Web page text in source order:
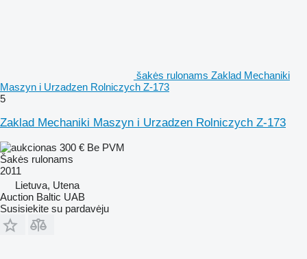
šakės rulonams Zaklad Mechaniki
Maszyn i Urzadzen Rolniczych Z-173
5
Zaklad Mechaniki Maszyn i Urzadzen Rolniczych Z-173
300 € Be PVM
Šakės rulonams
2011
Lietuva, Utena
Auction Baltic UAB
Susisiekite su pardavėju